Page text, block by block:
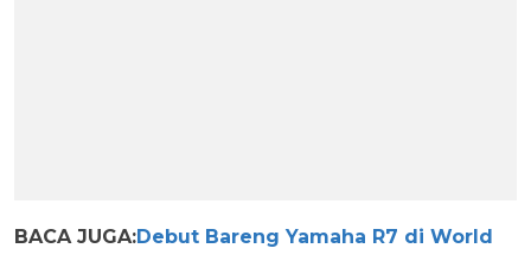
BACA JUGA:Debut Bareng Yamaha R7 di World